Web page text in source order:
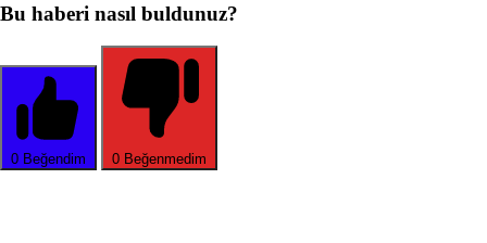
Bu haberi nasıl buldunuz?
0 Beğendim 0 Beğenmedim